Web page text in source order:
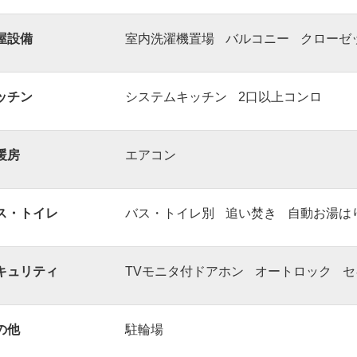
設備 室内洗濯機置場 バルコニー クローゼ
チン システムキッチン 2口以上コンロ
房 エアコン
・トイレ バス・トイレ別 追い焚き 自動お湯は
ュリティ TVモニタ付ドアホン オートロック
他 駐輪場